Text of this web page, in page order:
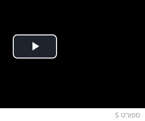
ספורט 5